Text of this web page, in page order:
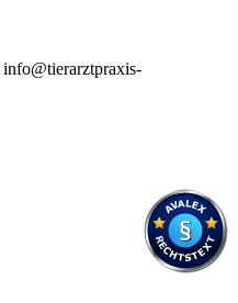
info@tierarztpraxis-